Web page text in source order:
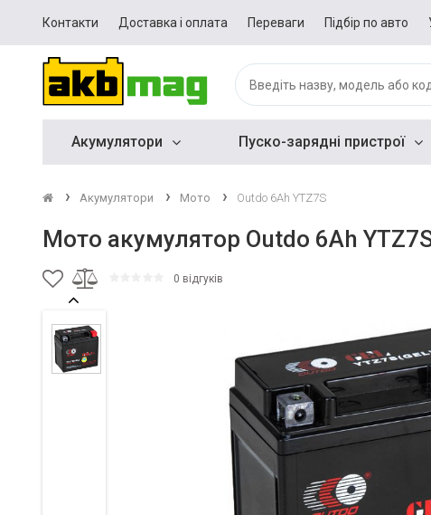
Контакти Доставка і оплата Переваги Підбір по авто
Акумулятори Пуско-зарядні пристрої
Акумулятори Мото Outdo 6Ah YTZ7S
Мото акумулятор Outdo 6Ah
0 відгуків